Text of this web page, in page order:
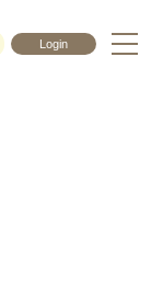
Login